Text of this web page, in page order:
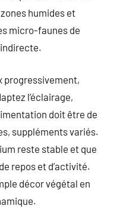
humides et
micro-faunes de
progressivement,
l’éclairage,
doit être de
suppléments variés.
reste stable et que
repos et d’activité.
décor végétal en